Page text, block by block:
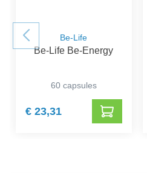
Be-Life
Be-Life Be-Energy
60 capsules
€ 23,31